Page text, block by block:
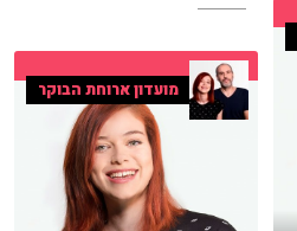
מועדון ארוחת הבוקר